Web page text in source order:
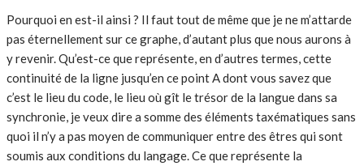
Pourquoi en est-il ainsi ? Il faut tout de même que je ne m’attarde
pas éternellement sur ce graphe, d’autant plus que nous aurons à
y revenir. Qu’est-ce que représente, en d’autres termes, cette
continuité de la ligne jusqu’en ce point A dont vous savez que
c’est le lieu du code, le lieu où gît le trésor de la langue dans sa
synchronie, je veux dire a somme des éléments taxématiques sans
quoi il n’y a pas moyen de communiquer entre des êtres qui sont
soumis aux conditions du langage. Ce que représente la